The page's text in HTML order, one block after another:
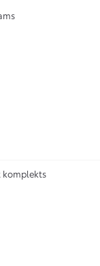
komplekts